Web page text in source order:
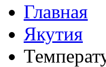
Главная
Якутия